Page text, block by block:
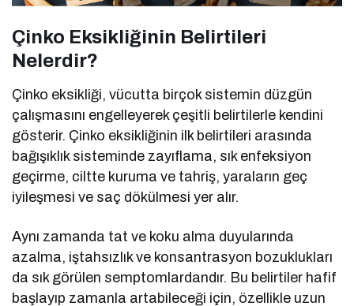
Çinko Eksikliğinin Belirtileri
Nelerdir?
Çinko eksikliği, vücutta birçok sistemin düzgün
çalışmasını engelleyerek çeşitli belirtilerle kendini
gösterir. Çinko eksikliğinin ilk belirtileri arasında
bağışıklık sisteminde zayıflama, sık enfeksiyon
geçirme, ciltte kuruma ve tahriş, yaraların geç
iyileşmesi ve saç dökülmesi yer alır.
Aynı zamanda tat ve koku alma duyularında
azalma, iştahsızlık ve konsantrasyon bozuklukları
da sık görülen semptomlardandır. Bu belirtiler hafif
başlayıp zamanla artabileceği için, özellikle uzun